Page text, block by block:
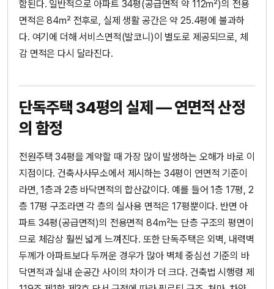
함된다. 일반적으로 아파트 34평(공급면적 약 112㎡)의 전용
면적은 84㎡ 전후로, 실제 생활 공간은 약 25.4평에 불과하
다. 여기에 더해 서비스면적(발코니)이 별도로 제공되므로, 체
감 면적은 다시 달라진다.
단독주택 34평의 실제 — 연면적 산정
의 함정
전원주택 34평을 계약할 때 가장 많이 발생하는 오해가 바로 이
지점이다. 건축사사무소에서 제시하는 34평이 연면적 기준이
라면, 1층과 2층 바닥면적의 합산값이다. 예를 들어 1층 17평, 2
층 17평 구조라면 각 층의 실사용 면적은 17평뿐이다. 반면 아
파트 34평(공급면적)의 전용면적 84㎡는 단층 구조의 평면이
므로 체감상 훨씬 넓게 느껴진다. 또한 단독주택은 외벽, 내력벽
두께가 아파트보다 두꺼운 경우가 많아 벽체 중심선 기준의 바
닥면적과 실내 순공간 사이의 차이가 더 크다. 건축법 시행령 제